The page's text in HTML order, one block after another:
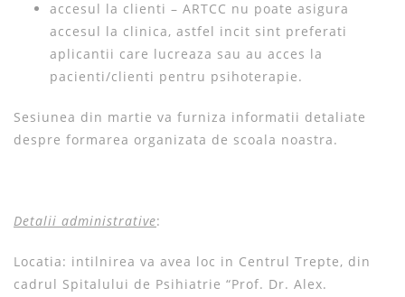
accesul la clienti – ARTCC nu poate asigura
accesul la clinica, astfel incit sint preferati
aplicantii care lucreaza sau au acces la
pacienti/clienti pentru psihoterapie.
Sesiunea din martie va furniza informatii detaliate
despre formarea organizata de scoala noastra.
Detalii administrative:
Locatia: intilnirea va avea loc in Centrul Trepte, din
cadrul Spitalului de Psihiatrie “Prof. Dr. Alex.